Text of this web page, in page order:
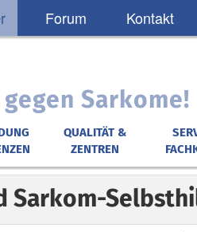
Forum Kontakt
Sarkome!
QUALITÄT &
ZENTREN
Sarkom-